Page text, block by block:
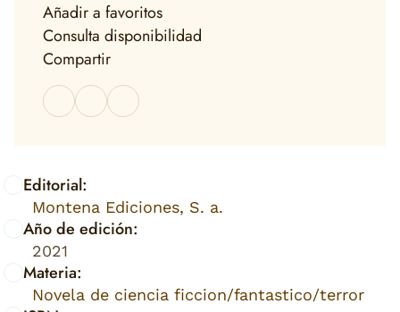
Editorial:
Montena Ediciones, S. a.
Año de edición:
2021
Materia:
Novela de ciencia ficcion/fantastico/terror
Añadir a favoritos
Consulta disponibilidad
Compartir